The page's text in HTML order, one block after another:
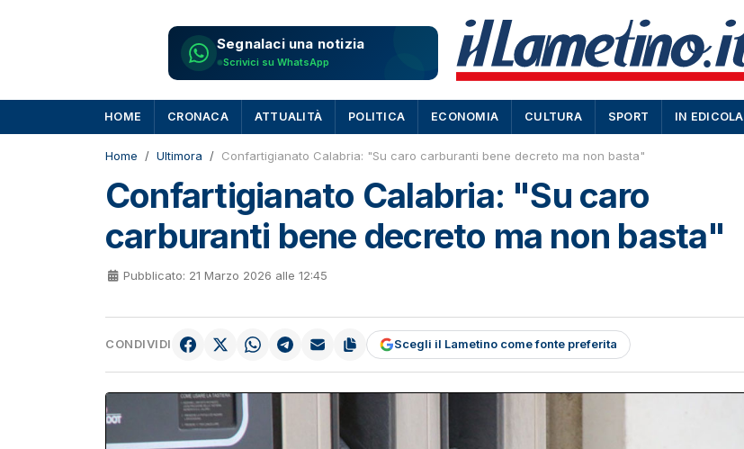
Segnalaci una notizia
Scrivici su WhatsApp
HOME CRONACA ATTUALITÀ POLITICA ECONOMIA CULTURA SPORT IN EDICOLA
Home Ultimora Confartigianato Calabria: "Su caro carburanti bene decreto ma non basta"
Confartigianato Calabria: "Su caro
carburanti bene decreto ma non basta"
Pubblicato: 21 Marzo 2026 alle 12:45
CONDIVIDI Scegli il Lametino come fonte preferita